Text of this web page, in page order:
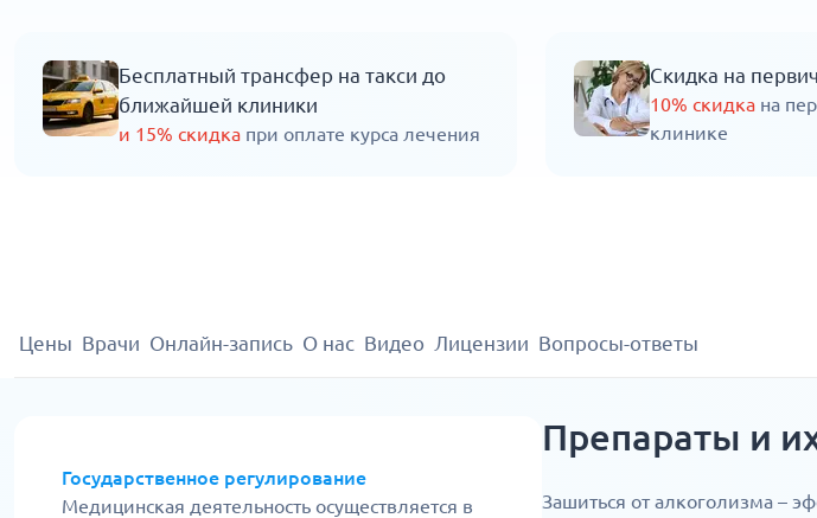
Бесплатный трансфер на такси до
ближайшей клиники
и 15% скидка при оплате курса лечения
Скидка на
10% скидка на
клинике
Цены Врачи Онлайн-запись О нас Видео Лицензии Вопросы-ответы
Государственное регулирование
Медицинская деятельность осуществляется в
Препараты и
Зашиться от алкоголизма –